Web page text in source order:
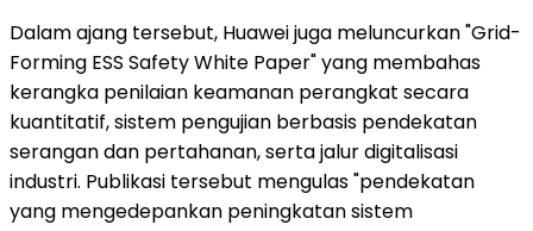
Dalam ajang tersebut, Huawei juga meluncurkan "Grid-
Forming ESS Safety White Paper" yang membahas
kerangka penilaian keamanan perangkat secara
kuantitatif, sistem pengujian berbasis pendekatan
serangan dan pertahanan, serta jalur digitalisasi
industri. Publikasi tersebut mengulas "pendekatan
yang mengedepankan peningkatan sistem